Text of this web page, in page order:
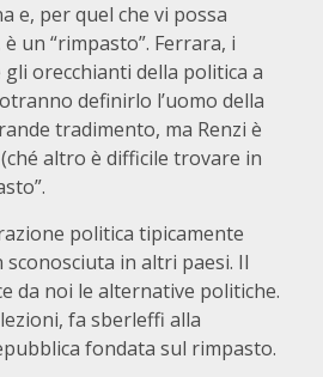
e, per quel che vi possa
un “rimpasto”. Ferrara, i
orecchianti della politica a
definirlo l’uomo della
tradimento, ma Renzi è
altro è difficile trovare in
politica tipicamente
in altri paesi. Il
da noi le alternative politiche.
fa sberleffi alla
fondata sul rimpasto.